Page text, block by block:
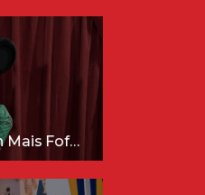
A Festa de Halloween Mais Fofa da Disney Está Chegando!